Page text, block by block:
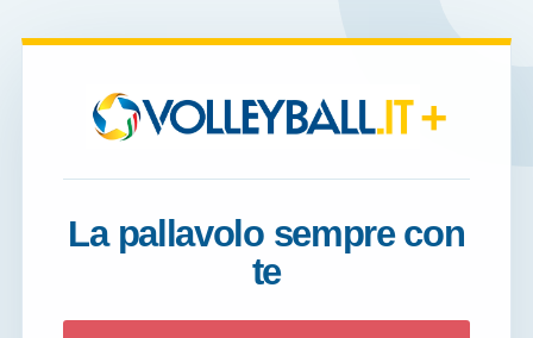
+
La pallavolo sempre con
te